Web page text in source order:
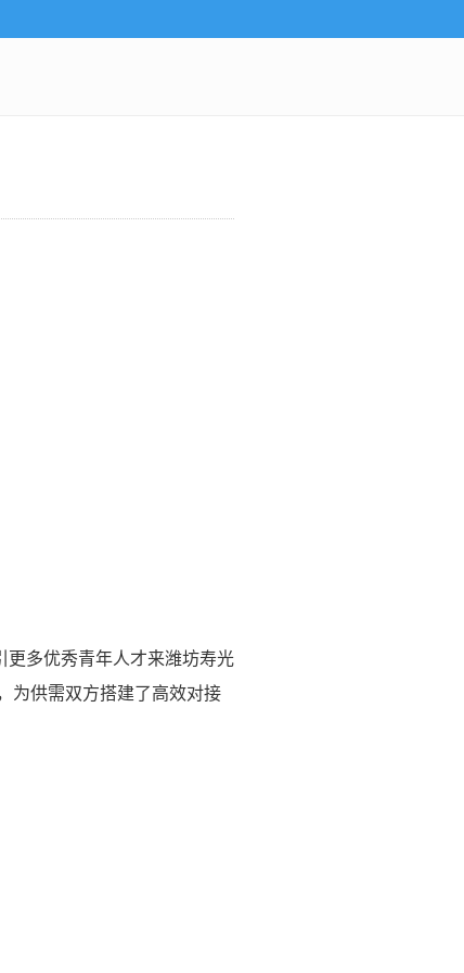
更多优秀青年人才来潍坊寿光
为供需双方搭建了高效对接